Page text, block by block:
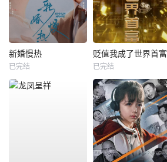
新婚慢热
已完结
贬值我成了世界首富
已完结